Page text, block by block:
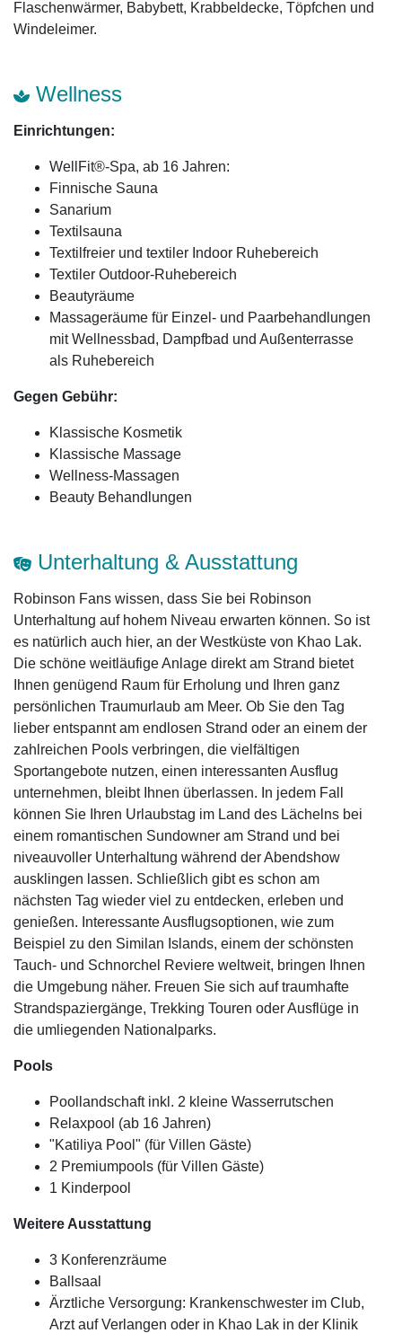
Flaschenwärmer, Babybett, Krabbeldecke, Töpfchen und
Windeleimer.
Wellness
Einrichtungen:
WellFit®-Spa, ab 16 Jahren:
Finnische Sauna
Sanarium
Textilsauna
Textilfreier und textiler Indoor Ruhebereich
Textiler Outdoor-Ruhebereich
Beautyräume
Massageräume für Einzel- und Paarbehandlungen
mit Wellnessbad, Dampfbad und Außenterrasse
als Ruhebereich
Gegen Gebühr:
Klassische Kosmetik
Klassische Massage
Wellness-Massagen
Beauty Behandlungen
Unterhaltung & Ausstattung
Robinson Fans wissen, dass Sie bei Robinson
Unterhaltung auf hohem Niveau erwarten können. So ist
es natürlich auch hier, an der Westküste von Khao Lak.
Die schöne weitläufige Anlage direkt am Strand bietet
Ihnen genügend Raum für Erholung und Ihren ganz
persönlichen Traumurlaub am Meer. Ob Sie den Tag
lieber entspannt am endlosen Strand oder an einem der
zahlreichen Pools verbringen, die vielfältigen
Sportangebote nutzen, einen interessanten Ausflug
unternehmen, bleibt Ihnen überlassen. In jedem Fall
können Sie Ihren Urlaubstag im Land des Lächelns bei
einem romantischen Sundowner am Strand und bei
niveauvoller Unterhaltung während der Abendshow
ausklingen lassen. Schließlich gibt es schon am
nächsten Tag wieder viel zu entdecken, erleben und
genießen. Interessante Ausflugsoptionen, wie zum
Beispiel zu den Similan Islands, einem der schönsten
Tauch- und Schnorchel Reviere weltweit, bringen Ihnen
die Umgebung näher. Freuen Sie sich auf traumhafte
Strandspaziergänge, Trekking Touren oder Ausflüge in
die umliegenden Nationalparks.
Pools
Poollandschaft inkl. 2 kleine Wasserrutschen
Relaxpool (ab 16 Jahren)
"Katiliya Pool" (für Villen Gäste)
2 Premiumpools (für Villen Gäste)
1 Kinderpool
Weitere Ausstattung
3 Konferenzräume
Ballsaal
Ärztliche Versorgung: Krankenschwester im Club,
Arzt auf Verlangen oder in Khao Lak in der Klinik